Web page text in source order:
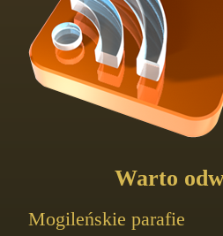
Warto
Mogileńskie parafie